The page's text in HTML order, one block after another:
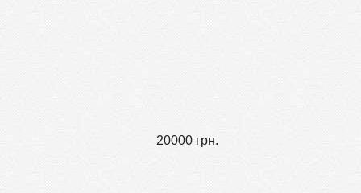
20000 грн.